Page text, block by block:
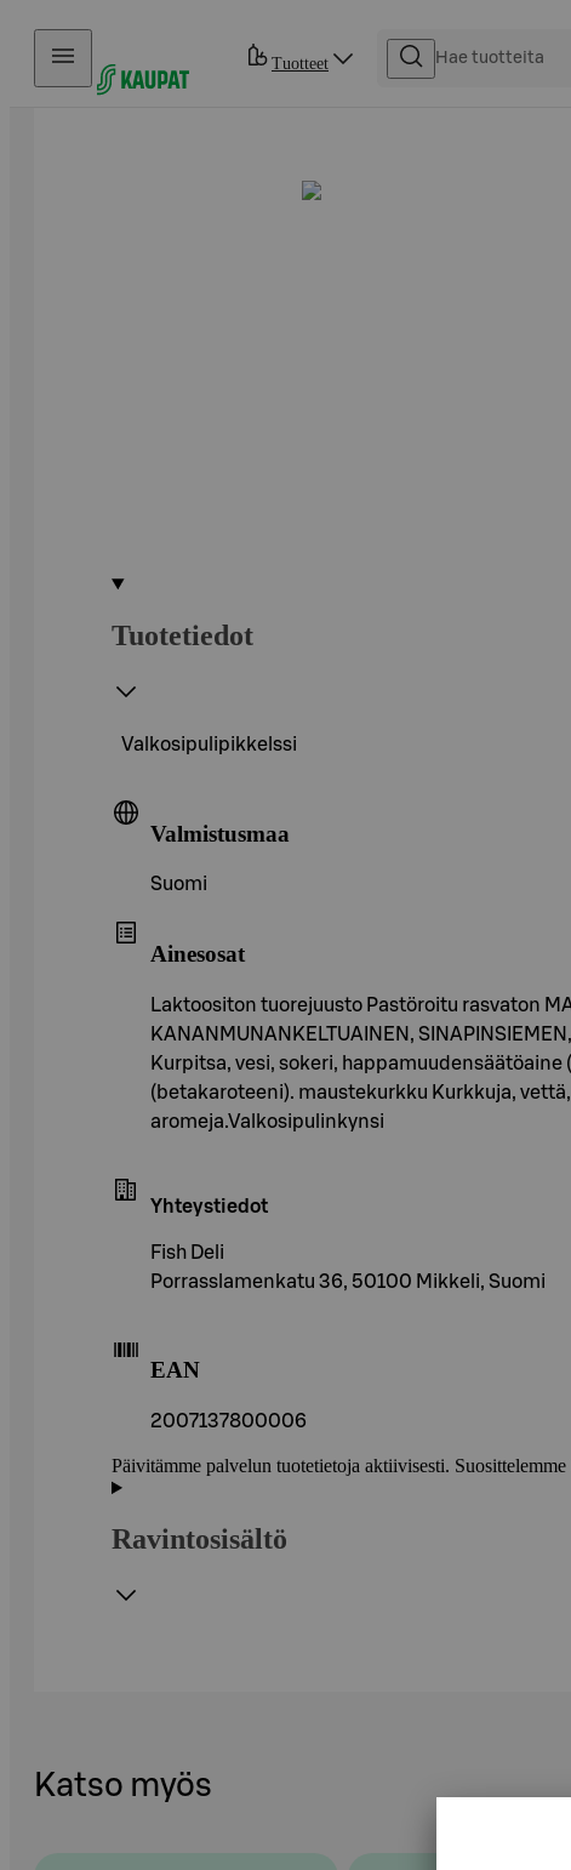
Hyppää sisältöön
Tuotteet
Tuotetiedot
Valkosipulipikkelssi
Valmistusmaa
Suomi
Ainesosat
Laktoositon tuorejuusto Pastöroitu rasvaton
KANANMUNANKELTUAINEN,
Kurpitsa, vesi, sokeri,
(betakaroteeni). maustekurkku Kurkkuja,
aromeja.Valkosipulinkynsi
Yhteystiedot
Fish Deli
Porrasslamenkatu 36, 50100 Mikkeli, Suomi
EAN
2007137800006
Päivitämme palvelun tuotetietoja aktiivisesti.
Ravintosisältö
Katso myös